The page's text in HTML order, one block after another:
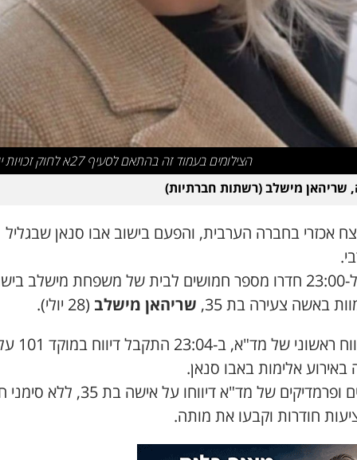
הצילומים בעמוד זה בהתאם לסעיף 27א לחוק זכויות יוצרים
שריהאן מישלב (רשתות חברתיות)
אכזרי בחברה הערבית, והפעם בישוב אבו סנאן שבגליל
23:00 חדרו מספר חמושים לבית של משפחת מישלב
באשה צעירה בת35
, שריהאן מישלב (28 יולי)
.
ראשוני של מד"א, ב-23:04 התקבל דיווח במוקד 101
באירוע אלימות באבו סנאן.
ופרמדיקים של מד"אדיווחו עלאישה בת35, ללא סימני
חודרות וקבעו את מותה.